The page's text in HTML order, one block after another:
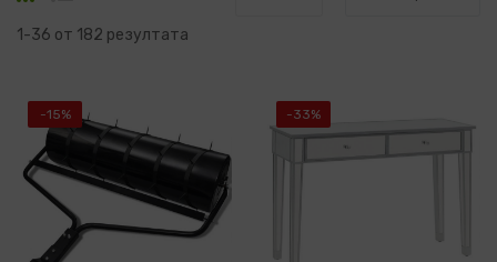
1-36 от 182 резултата
-15% -33%